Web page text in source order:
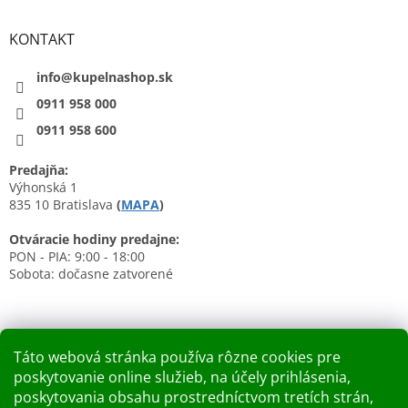
Táto webová stránka používa rôzne cookies pre
poskytovanie online služieb, na účely prihlásenia,
poskytovania obsahu prostredníctvom tretích strán,
KONTAKT
info@kupelnashop.sk
0911 958 000
0911 958 600
Predajňa:
Výhonská 1
835 10 Bratislava (MAPA)
Otváracie hodiny predajne:
PON - PIA: 9:00 - 18:00
Sobota: dočasne zatvorené
Nákupný košík